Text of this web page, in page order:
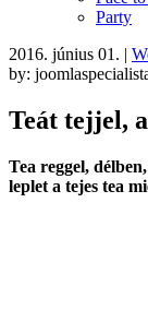
Party
2016. június 01. |
by:
Teát tejjel,
Tea reggel,
leplet a tejes tea